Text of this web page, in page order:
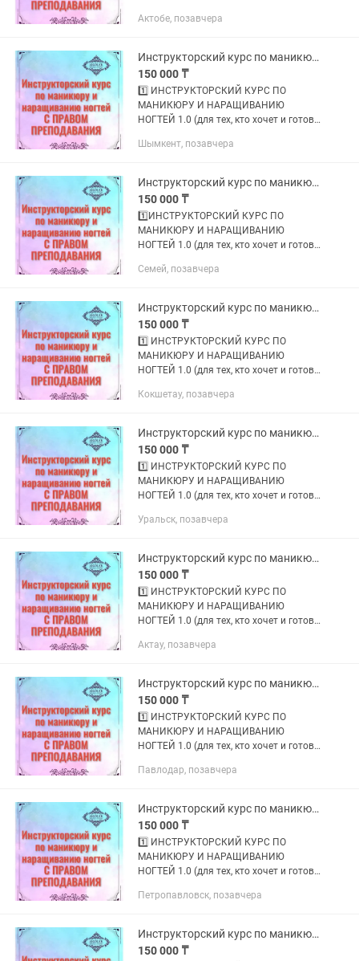
ИНСТРУКТОРСКИЙ КУРС ПО
НОГТЕЙ 2.0 (для тех, кто хочет и
готов...
Актобе, позавчера
Инструкторский курс по маникюру и наращиванию ногтей
150 000 ₸
1️⃣ ИНСТРУКТОРСКИЙ КУРС ПО
МАНИКЮРУ И НАРАЩИВАНИЮ
НОГТЕЙ 1.0 (для тех, кто хочет и готов
ИНСТРУКТОРСКИЙ КУРС ПО
НОГТЕЙ 2.0 (для тех, кто хочет и
готов...
Шымкент, позавчера
Инструкторский курс по маникюру и наращиванию ногтей
150 000 ₸
1️⃣ИНСТРУКТОРСКИЙ КУРС ПО
МАНИКЮРУ И НАРАЩИВАНИЮ
НОГТЕЙ 1.0 (для тех, кто хочет и готов
2️⃣ИНСТРУКТОРСКИЙ КУРС ПО
НОГТЕЙ 2.0 (для тех, кто хочет и
готов...
Семей, позавчера
Инструкторский курс по маникюру и наращиванию ногтей С ПРАВОМ ПРЕПОДАВАНИЯ
150 000 ₸
1️⃣ ИНСТРУКТОРСКИЙ КУРС ПО
МАНИКЮРУ И НАРАЩИВАНИЮ
НОГТЕЙ 1.0 (для тех, кто хочет и готов
ИНСТРУКТОРСКИЙ КУРС ПО
НОГТЕЙ 2.0 (для тех, кто хочет и
готов...
Кокшетау, позавчера
Инструкторский курс по маникюру и наращиванию ногтей
150 000 ₸
1️⃣ ИНСТРУКТОРСКИЙ КУРС ПО
МАНИКЮРУ И НАРАЩИВАНИЮ
НОГТЕЙ 1.0 (для тех, кто хочет и готов
ИНСТРУКТОРСКИЙ КУРС ПО
НОГТЕЙ 2.0 (для тех, кто хочет и
готов...
Уральск, позавчера
Инструкторский курс по маникюру и наращиванию ногтей
150 000 ₸
1️⃣ ИНСТРУКТОРСКИЙ КУРС ПО
МАНИКЮРУ И НАРАЩИВАНИЮ
НОГТЕЙ 1.0 (для тех, кто хочет и готов
ИНСТРУКТОРСКИЙ КУРС ПО
НОГТЕЙ 2.0 (для тех, кто хочет и
готов...
Актау, позавчера
Инструкторский курс по маникюру и наращиванию ногтей
150 000 ₸
1️⃣ ИНСТРУКТОРСКИЙ КУРС ПО
МАНИКЮРУ И НАРАЩИВАНИЮ
НОГТЕЙ 1.0 (для тех, кто хочет и готов
ИНСТРУКТОРСКИЙ КУРС ПО
НОГТЕЙ 2.0 (для тех, кто хочет и
готов...
Павлодар, позавчера
Инструкторский курс по маникюру и наращиванию ногтей С ПРАВОМ ПРЕПОДАВАНИЯ
150 000 ₸
1️⃣ ИНСТРУКТОРСКИЙ КУРС ПО
МАНИКЮРУ И НАРАЩИВАНИЮ
НОГТЕЙ 1.0 (для тех, кто хочет и готов
ИНСТРУКТОРСКИЙ КУРС ПО
НОГТЕЙ 2.0 (для тех, кто хочет и
готов...
Петропавловск, позавчера
Инструкторский курс по маникюру и наращиванию ногтей
150 000 ₸